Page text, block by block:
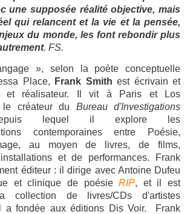
une supposée réalité objective, mais
qui relancent et la vie et la pensée,
du monde, les font rebondir plus
. FS.
», selon la poète conceptuelle
Place,
Frank Smith est écrivain et
et réalisateur. Il vit à Paris et Los
créateur du Bureau d'Investigations
lequel il explore les
contemporaines entre Poésie,
au moyen de livres, de films,
et de performances. Frank
éditeur : il dirige avec Antoine Dufeu
et clinique de poésieRIP, et il est
collection de livres/CDs d'artistes
a fondée aux éditions Dis Voir. Frank